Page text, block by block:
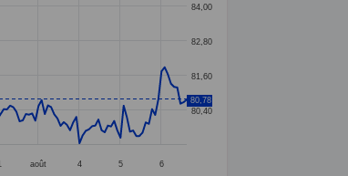
août 4 5 6
80,40
81,60
82,80
84,00
80,78